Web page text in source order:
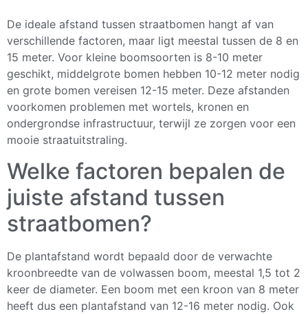
De ideale afstand tussen straatbomen hangt af van
verschillende factoren, maar ligt meestal tussen de 8 en
15 meter. Voor kleine boomsoorten is 8-10 meter
geschikt, middelgrote bomen hebben 10-12 meter nodig
en grote bomen vereisen 12-15 meter. Deze afstanden
voorkomen problemen met wortels, kronen en
ondergrondse infrastructuur, terwijl ze zorgen voor een
mooie straatuitstraling.
Welke factoren bepalen de
juiste afstand tussen
straatbomen?
De plantafstand wordt bepaald door de verwachte
kroonbreedte van de volwassen boom, meestal 1,5 tot 2
keer de diameter. Een boom met een kroon van 8 meter
heeft dus een plantafstand van 12-16 meter nodig. Ook